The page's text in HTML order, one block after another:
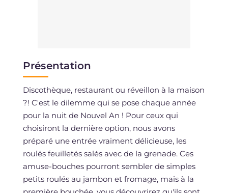
Présentation
Discothèque, restaurant ou réveillon à la maison
?! C'est le dilemme qui se pose chaque année
pour la nuit de Nouvel An ! Pour ceux qui
choisiront la dernière option, nous avons
préparé une entrée vraiment délicieuse, les
roulés feuilletés salés avec de la grenade. Ces
amuse-bouches pourront sembler de simples
petits roulés au jambon et fromage, mais à la